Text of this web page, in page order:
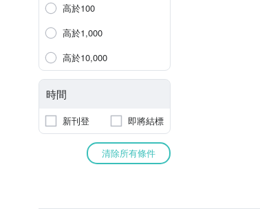
高於100
高於1,000
高於10,000
時間
新刊登 即將結標
清除所有條件